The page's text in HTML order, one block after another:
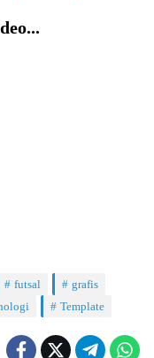
futsal
grafis
Template